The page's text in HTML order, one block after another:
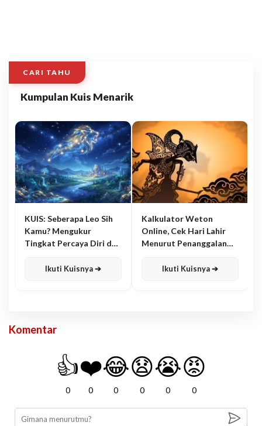
CARI TAHU
Kumpulan Kuis Menarik
KUIS: Seberapa Leo Sih
Kamu? Mengukur
Tingkat Percaya Diri dan
Ikuti Kuisnya ➔
Kalkulator Weton
Online, Cek Hari Lahir
Menurut Penanggalan
Ikuti Kuisnya ➔
Komentar
👍
0
❤️
0
😂
0
😧
0
😭
0
😡
0